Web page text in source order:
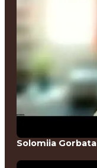
Solomiia Gorbata